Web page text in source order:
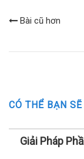
Bài cũ hơn
CÓ THỂ BẠN
Giải Pháp